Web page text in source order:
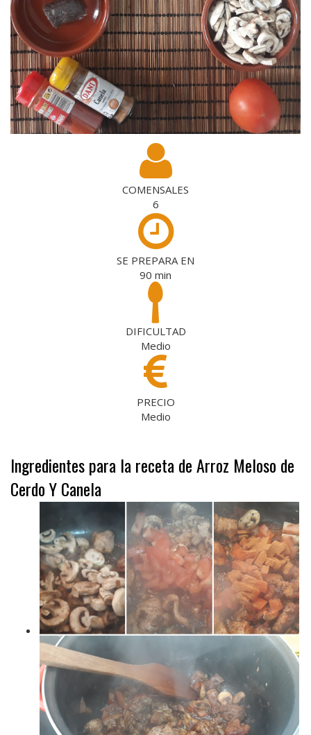
COMENSALES
6
SE PREPARA EN
90 min
DIFICULTAD
Medio
PRECIO
Medio
Ingredientes para la receta de Arroz Meloso de
Cerdo Y Canela